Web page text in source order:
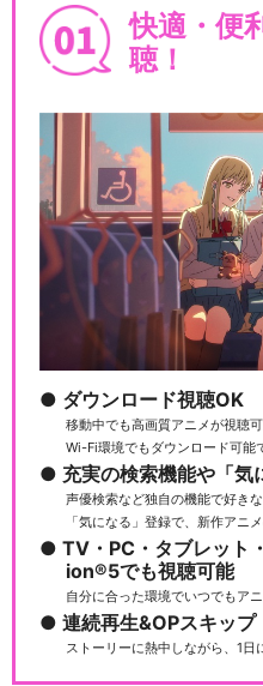
快適・便
聴！
ダウンロード視聴OK
移動中でも高画質アニメが視聴
Wi-Fi環境でもダウンロード可能
充実の検索機能や「気
声優検索など独自の機能で好き
「気になる」登録で、新作アニ
TV・PC・タブレッ
ion®5でも視聴可能
自分に合った環境でいつでもア
連続再生&OPスキップ
ストーリーに熱中しながら、1